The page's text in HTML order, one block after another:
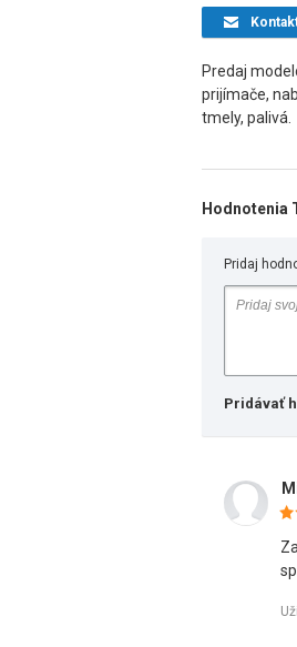
Predaj
prijímače,
tmely, palivá.
Hodnotenia
Pridaj
Pridávať